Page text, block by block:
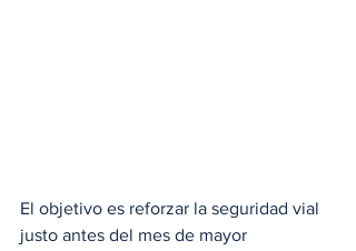
El objetivo es reforzar la seguridad vial
justo antes del mes de mayor